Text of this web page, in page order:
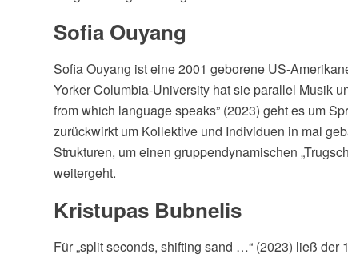
Sofia Ouyang
Sofia Ouyang ist eine 2001 geborene US-
Yorker Columbia-University hat sie parallel Musik
from which language speaks” (2023) geht es um
zurückwirkt um Kollektive und Individuen in mal
Strukturen, um einen gruppendynamischen
weitergeht.
Kristupas Bubnelis
Für „split seconds, shifting sand …“ (2023) ließ